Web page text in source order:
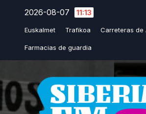
2026-08-07 11:13
Euskalmet Trafikoa Carreteras de
Farmacias de guardia